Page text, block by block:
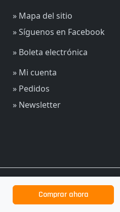
Comprar ahora
» Mapa del sitio
» Síguenos en Facebook
» Boleta electrónica
» Mi cuenta
» Pedidos
» Newsletter